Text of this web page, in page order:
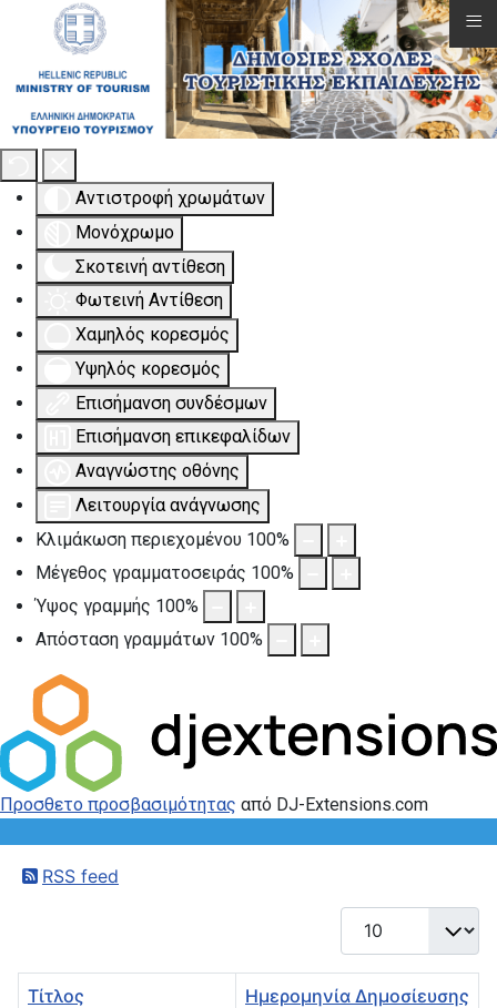
Εργαλειοθήκη Προσβασιμότητας
Αντιστροφή χρωμάτων
Μονόχρωμο
Σκοτεινή αντίθεση
Φωτεινή Αντίθεση
Χαμηλός κορεσμός
Υψηλός κορεσμός
Επισήμανση συνδέσμων
Επισήμανση επικεφαλίδων
Αναγνώστης οθόνης
Λειτουργία ανάγνωσης
Κλιμάκωση περιεχομένου 100%
Μέγεθος γραμματοσειράς 100%
Ύψος γραμμής 100%
Απόσταση γραμμάτων 100%
Προσθετο προσβασιμότητας από DJ-Extensions.com
RSS feed
Εμφάνιση #
Τίτλος Ημερομηνία Δημοσίευσης
≡